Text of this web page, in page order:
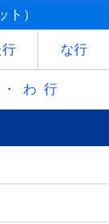
メ
- ヨ
レ
）
行 な行
わ行